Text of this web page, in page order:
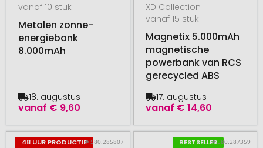
vanaf 10 stuk
Metalen zonne-
energiebank
8.000mAh
vanaf € 9,60
18. augustus
XD Collection
vanaf 15 stuk
Magnetix 5.000mAh
magnetische
powerbank van RCS
gerecycled ABS
vanaf € 14,60
17. augustus
48 UUR PRODUCTIE# 580.285807
BESTSELLER# 580.287359